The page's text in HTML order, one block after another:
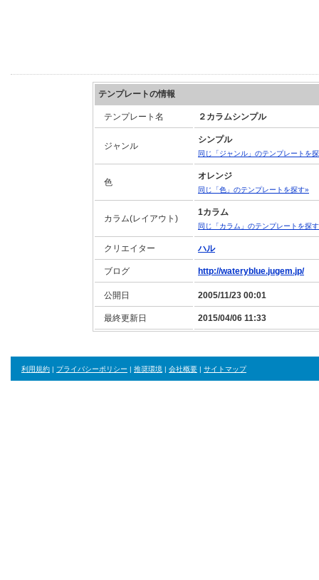
テンプレートの情報
テンプレート名 ２カラムシンプル
ジャンル
シンプル
同じ「ジャンル」のテンプレートを
色
オレンジ
同じ「色」のテンプレートを探す»
カラム(レイアウト)
1カラム
同じ「カラム」のテンプレートを探
クリエイター ハル
ブログ http://wateryblue.jugem.jp/
公開日 2005/11/23 00:01
最終更新日 2015/04/06 11:33
利用規約 | プライバシーポリシー | 推奨環境 | 会社概要 | サイトマップ